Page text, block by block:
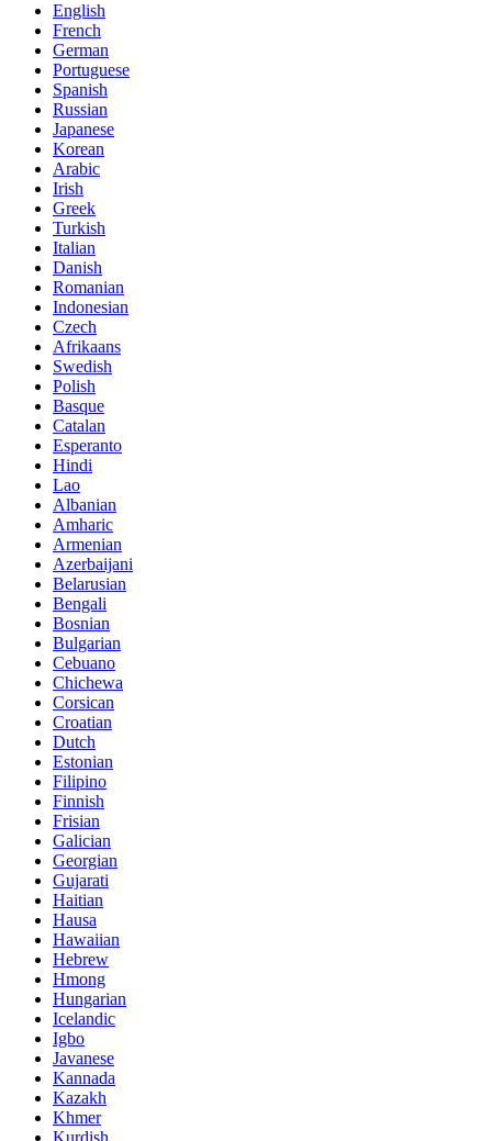
English
French
German
Portuguese
Spanish
Russian
Japanese
Korean
Arabic
Irish
Greek
Turkish
Italian
Danish
Romanian
Indonesian
Czech
Afrikaans
Swedish
Polish
Basque
Catalan
Esperanto
Hindi
Lao
Albanian
Amharic
Armenian
Azerbaijani
Belarusian
Bengali
Bosnian
Bulgarian
Cebuano
Chichewa
Corsican
Croatian
Dutch
Estonian
Filipino
Finnish
Frisian
Galician
Georgian
Gujarati
Haitian
Hausa
Hawaiian
Hebrew
Hmong
Hungarian
Icelandic
Igbo
Javanese
Kannada
Kazakh
Khmer